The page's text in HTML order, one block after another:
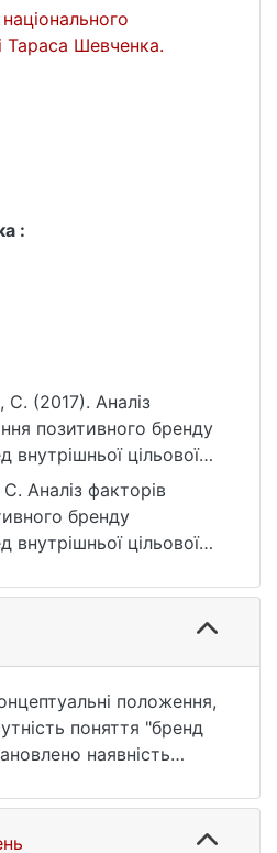
Тараса Шевченка.
:
(2017). Аналіз
позитивного бренду
внутрішньої цільової
національного
Тараса Шевченка.
41–46.
1728-2667.2017/190-
Аналіз факторів
бренду
внутрішньої цільової
Тараса Шевченка.
С. 41—46. DOI:
190-1/6 (дата
положення,
поняття "бренд
наявність
працівників
умовами праці,